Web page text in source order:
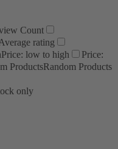
Count
rating
Price: low to high
Price:
ProductsRandom Products
only